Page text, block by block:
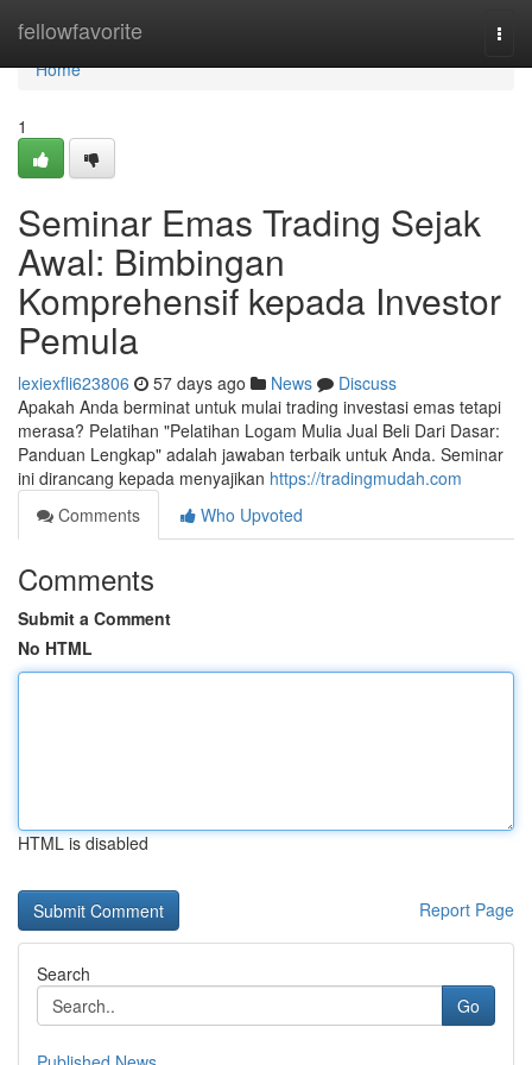
fellowfavorite
Home
Home
1
Seminar Emas Trading Sejak
Awal: Bimbingan
Komprehensif kepada Investor
Pemula
lexiexfli623806 57 days ago News
Discuss
Apakah Anda berminat untuk mulai trading investasi emas tetapi
merasa? Pelatihan "Pelatihan Logam Mulia Jual Beli Dari Dasar:
Panduan Lengkap" adalah jawaban terbaik untuk Anda. Seminar
ini dirancang kepada menyajikan https://tradingmudah.com
Comments
Who Upvoted
Comments
Submit a Comment
No HTML
HTML is disabled
Report Page
Search
Go